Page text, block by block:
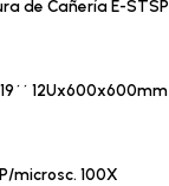
de Cañería E-STSP
12Ux600x600mm
microsc. 100X